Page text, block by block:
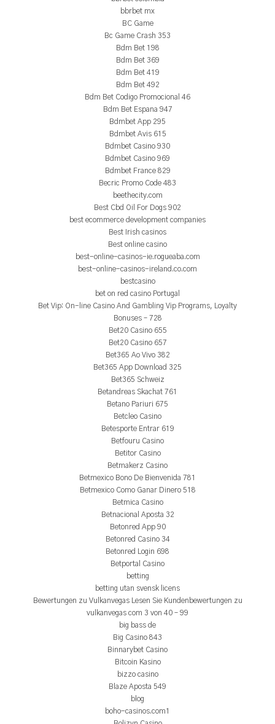
bbrbet mx
BC Game
Bc Game Crash 353
Bdm Bet 198
Bdm Bet 369
Bdm Bet 419
Bdm Bet 492
Bdm Bet Codigo Promocional 46
Bdm Bet Espana 947
Bdmbet App 295
Bdmbet Avis 615
Bdmbet Casino 930
Bdmbet Casino 969
Bdmbet France 829
Becric Promo Code 483
beethecity.com
Best Cbd Oil For Dogs 902
best ecommerce development companies
Best Irish casinos
Best online casino
best-online-casinos-ie.rogueaba.com
best-online-casinos-ireland.co.com
bestcasino
bet on red casino Portugal
Bet Vip: On-line Casino And Gambling Vip Programs, Loyalty
Bonuses – 728
Bet20 Casino 655
Bet20 Casino 657
Bet365 Ao Vivo 382
Bet365 App Download 325
Bet365 Schweiz
Betandreas Skachat 761
Betano Pariuri 675
Betcleo Casino
Betesporte Entrar 619
Betfouru Casino
Betitor Casino
Betmakerz Casino
Betmexico Bono De Bienvenida 781
Betmexico Como Ganar Dinero 518
Betmica Casino
Betnacional Aposta 32
Betonred App 90
Betonred Casino 34
Betonred Login 698
Betportal Casino
betting
betting utan svensk licens
Bewertungen zu Vulkanvegas Lesen Sie Kundenbewertungen zu
vulkanvegas com 3 von 40 – 99
big bass de
Big Casino 843
Binnarybet Casino
Bitcoin Kasino
bizzo casino
Blaze Aposta 549
blog
boho-casinos.com1